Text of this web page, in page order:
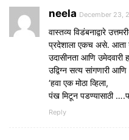
neela December 23,
वास्तव्य विडंबनाद्वारे
प्रदेशाला एकच असे. आता
उदासीनता आणि
उद्विग्न सत्य सांगणारी आणि
‘हवा एक मोठा व्हिला,
पंख मिटून पडण्यासाठी
Reply